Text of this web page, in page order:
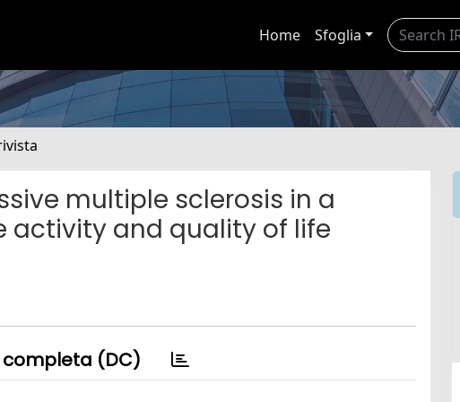
Home Sfoglia
multiple sclerosis in a
activity and quality of life
(DC)